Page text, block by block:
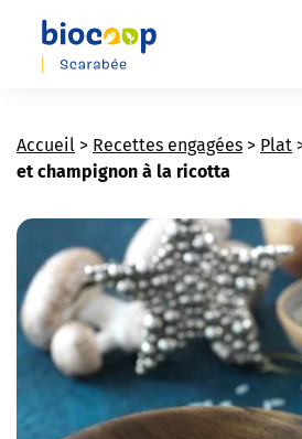
Skip
content
Accueil > Recettes engagées > Plat
et champignon à la ricotta